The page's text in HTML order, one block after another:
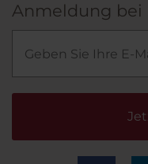
Anmeldung bei